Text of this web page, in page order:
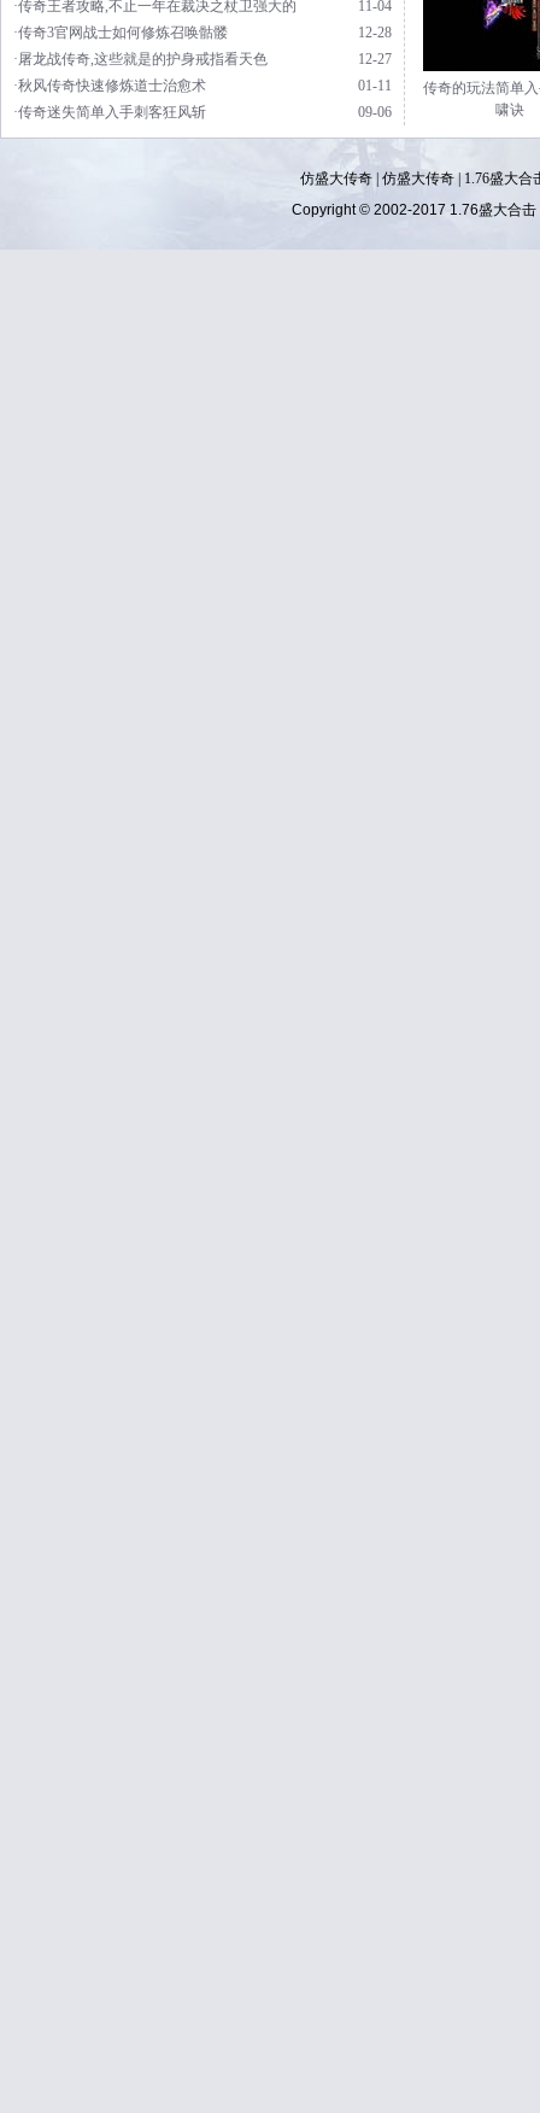
11-04
·传奇王者攻略,不止一年在裁决之杖卫强大的
12-28
·传奇3官网战士如何修炼召唤骷髅
12-27
·屠龙战传奇,这些就是的护身戒指看天色
01-11
·秋风传奇快速修炼道士治愈术
09-06
·传奇迷失简单入手刺客狂风斩
传奇的玩法简单
啸诀
仿盛大传奇| 仿盛大传奇|
1.76盛大合
Copyright © 2002-2017 1.76盛大合击